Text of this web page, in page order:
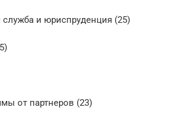
служба и юриспруденция (25)
от партнеров (23)